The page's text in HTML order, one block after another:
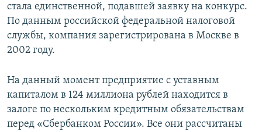
стала единственной, подавшей заявку на конкурс.
По данным российской федеральной налоговой
службы, компания зарегистрирована в Москве в
2002 году.
На данный момент предприятие с уставным
капиталом в 124 миллиона рублей находится в
залоге по нескольким кредитным обязательствам
перед «Сбербанком России». Все они рассчитаны